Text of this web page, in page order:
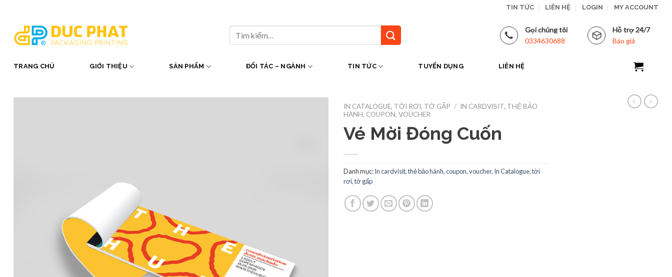
content
TIN TỨC LIÊN HỆ LOGIN MY ACCOUNT
kiếm:
Gọi chúng tôi
0334630688
Hỗ trợ 24/7
Báo giá
TRANG CHỦ GIỚI THIỆU SẢN PHẨM ĐỐI TÁC – NGÀNH TIN TỨC TUYỂN DỤNG LIÊN HỆ
IN CATALOGUE, TỜI RƠI, TỜ GẤP / IN CARDVISIT, THẺ BẢO
HÀNH, COUPON, VOUCHER
Vé Mời Đóng Cuốn
Danh mục:In cardvisit, thẻ bảo hành, coupon, voucher, In Catalogue, tời
rơi, tờ gấp